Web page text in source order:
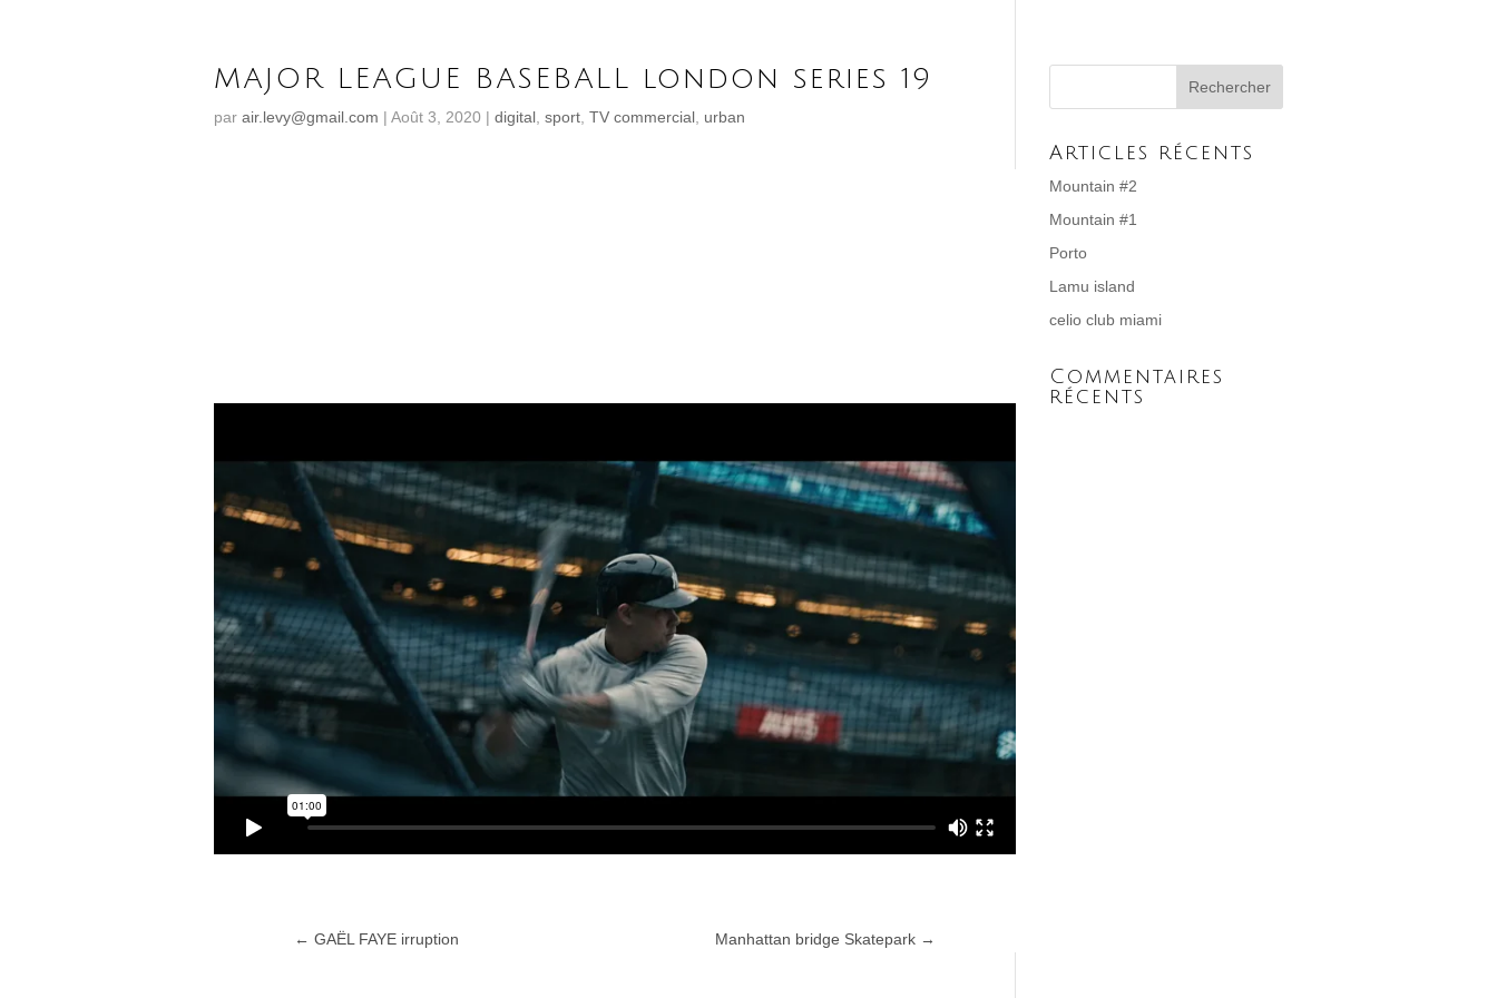
MAJOR LEAGUE BASEBALL london series 19
par air.levy@gmail.com | Août 3, 2020 | digital sport TV commercial urban
← GAËL FAYE irruption Manhattan bridge Skatepark →
Articles récents
Mountain #2
Mountain #1
Porto
Lamu island
celio club miami
Commentaires
récents